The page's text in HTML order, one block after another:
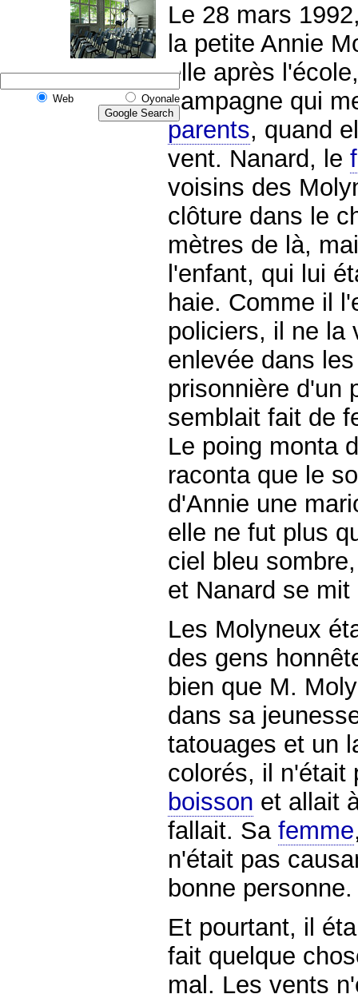
Web Oyonale
Le 28 mars
la petite Annie
elle après l'école,
campagne qui
parents, quand
vent. Nanard, le
voisins des
clôture dans le
mètres de là,
l'enfant, qui lui
haie. Comme il
policiers, il ne la
enlevée dans
prisonnière d'un
semblait fait de
Le poing monta
raconta que le
d'Annie une
elle ne fut plus
ciel bleu
et Nanard se mit
Les Molyneux
des gens
bien que M.
dans sa
tatouages et un
colorés, il n'était
boisson et allait
fallait. Sa femme
n'était pas
bonne personne.
Et pourtant, il
fait quelque
mal. Les vents